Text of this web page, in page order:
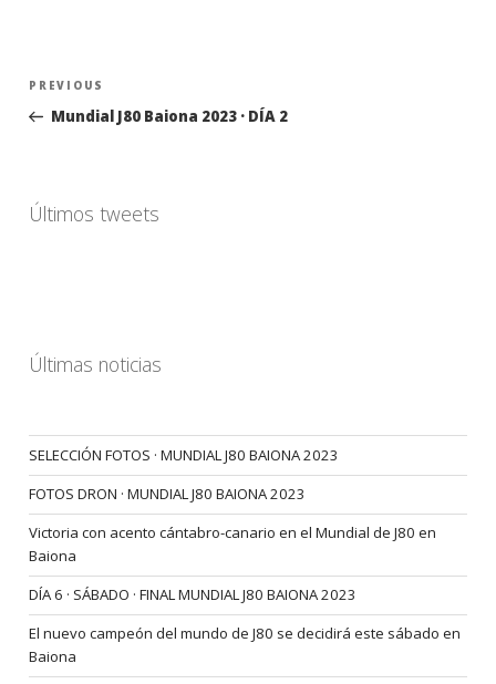
Navegación
entradas
Previous
Post
PREVIOUS
Mundial J80 Baiona 2023 · DÍA 2
Últimos tweets
Últimas noticias
SELECCIÓN FOTOS · MUNDIAL J80 BAIONA 2023
FOTOS DRON · MUNDIAL J80 BAIONA 2023
Victoria con acento cántabro-canario en el Mundial de J80 en
Baiona
DÍA 6 · SÁBADO · FINAL MUNDIAL J80 BAIONA 2023
El nuevo campeón del mundo de J80 se decidirá este sábado en
Baiona